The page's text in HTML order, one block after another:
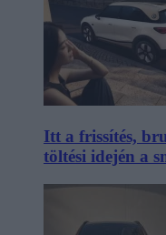
Itt a frissítés,
töltési idején a